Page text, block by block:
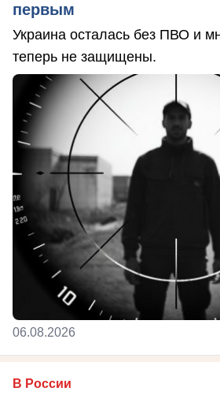
первым
Украина осталась без ПВО и
теперь не защищены.
06.08.2026
В России